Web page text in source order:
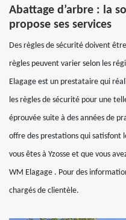
Abattage d’arbre : la
propose ses services
Des règles de sécurité doivent
règles peuvent varier selon les
Elagage est un prestataire qui
les règles de sécurité pour une
éprouvée suite à des années de
offre des prestations qui satisfont
vous êtes à Yzosse et que vous
WM Elagage . Pour des
chargés de clientèle.